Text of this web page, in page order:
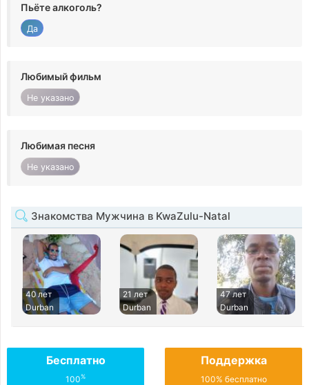
Пьёте алкоголь?
Да
Любимый фильм
Не указано
Любимая песня
Не указано
Знакомства Мужчина в KwaZulu-Natal
40 лет
Durban
21 лет
Durban
47 лет
Durban
Бесплатно
100%
Поддержка
100% бесплатно